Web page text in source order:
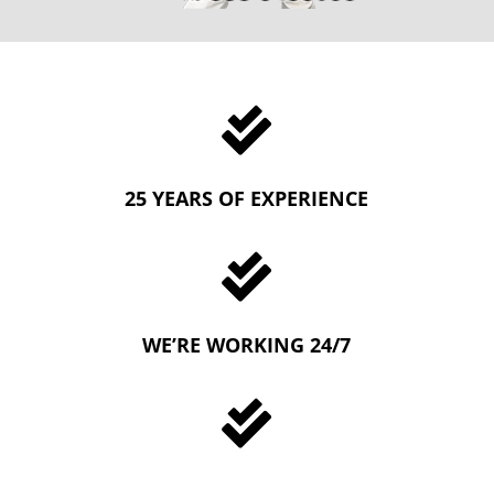

25 YEARS OF EXPERIENCE

WE’RE WORKING 24/7
